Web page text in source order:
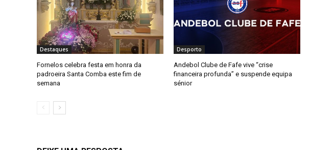
Destaques
Fornelos celebra festa em honra da
padroeira Santa Comba este fim de
semana
Desporto
Andebol Clube de Fafe vive “crise
financeira profunda” e suspende equipa
sénior